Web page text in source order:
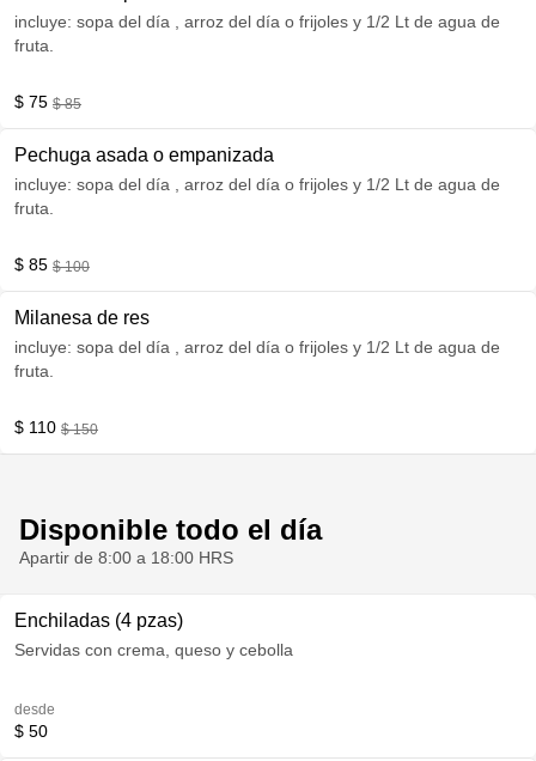
incluye: sopa del día , arroz del día o frijoles y 1/2 Lt de agua de
fruta.
$ 75 $ 85
Pechuga asada o empanizada
incluye: sopa del día , arroz del día o frijoles y 1/2 Lt de agua de
fruta.
$ 85 $ 100
Milanesa de res
incluye: sopa del día , arroz del día o frijoles y 1/2 Lt de agua de
fruta.
$ 110 $ 150
Disponible todo el día
Apartir de 8:00 a 18:00 HRS
Enchiladas (4 pzas)
Servidas con crema, queso y cebolla
desde
$ 50